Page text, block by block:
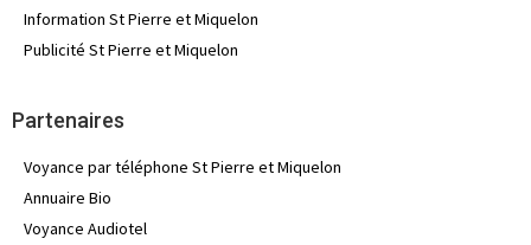
Information St Pierre et Miquelon
Publicité St Pierre et Miquelon
Partenaires
Voyance par téléphone St Pierre et Miquelon
Annuaire Bio
Voyance Audiotel